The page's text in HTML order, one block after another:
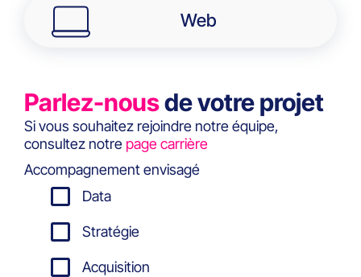
Web
Parlez-nousde votre projet
Si vous souhaitez rejoindre notre équipe,
consultez notre page carrière
Accompagnement envisagé
Data
Stratégie
Acquisition